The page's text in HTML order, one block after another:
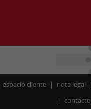
espacio cliente nota legal
contacto